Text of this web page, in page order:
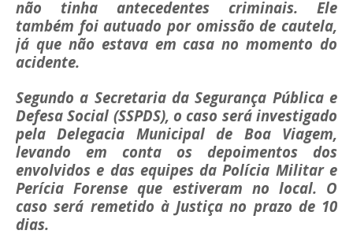
não tinha antecedentes criminais. Ele
também foi autuado por omissão de cautela,
já que não estava em casa no momento do
acidente.
Segundo a Secretaria da Segurança Pública e
Defesa Social (SSPDS), o caso será investigado
pela Delegacia Municipal de Boa Viagem,
levando em conta os depoimentos dos
envolvidos e das equipes da Polícia Militar e
Perícia Forense que estiveram no local. O
caso será remetido à Justiça no prazo de 10
dias.